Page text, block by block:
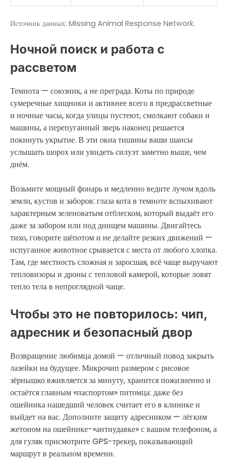
Источник данных: Missing Animal Response Network.
Ночной поиск и работа с
рассветом
Темнота — союзник, а не преграда. Коты по природе
сумеречные хищники и активнее всего в предрассветные
и ночные часы, когда улицы пустеют, смолкают собаки и
машины, а перепуганный зверь наконец решается
покинуть укрытие. В эти окна тишины ваши шансы
услышать шорох или увидеть силуэт заметно выше, чем
днём.
Возьмите мощный фонарь и медленно ведите лучом вдоль
земли, кустов и заборов: глаза кота в темноте вспыхивают
характерным зеленоватым отблеском, который выдаёт его
даже за забором или под днищем машины. Двигайтесь
тихо, говорите шёпотом и не делайте резких движений —
испуганное животное срывается с места от любого хлопка.
Там, где местность сложная и заросшая, всё чаще выручают
тепловизоры и дроны с тепловой камерой, которые ловят
тепло тела в непроглядной чаще.
Чтобы это не повторилось: чип,
адресник и безопасный двор
Возвращение любимца домой — отличный повод закрыть
лазейки на будущее. Микрочип размером с рисовое
зёрнышко вживляется за минуту, хранится пожизненно и
остаётся главным «паспортом» питомца: даже без
ошейника нашедший человек считает его в клинике и
выйдет на вас. Дополните защиту адресником — лёгким
жетоном на ошейнике-«антиудавке» с вашим телефоном, а
для гуляк присмотрите GPS-трекер, показывающий
маршрут в реальном времени.